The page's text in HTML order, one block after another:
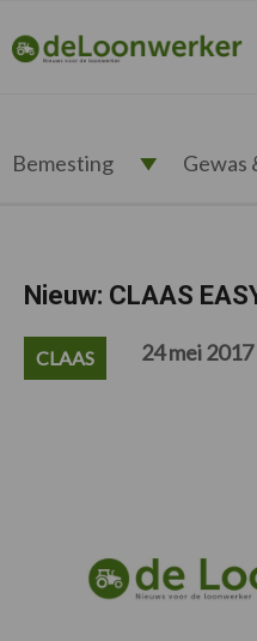
de
hoofdnavigatie
de
hoofd
de
eerste
de
voettekst
deloonwerker.nl
Bemesting Gewas
Nieuw: CLAAS
CLAAS 24 mei 2017